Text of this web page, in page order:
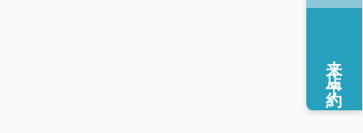
来店予約